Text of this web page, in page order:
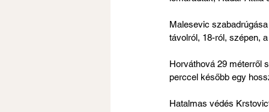
Malesevic
távolról, 18-ról, szépen,
Horváthová 29 méterről
perccel később egy
Hatalmas védés